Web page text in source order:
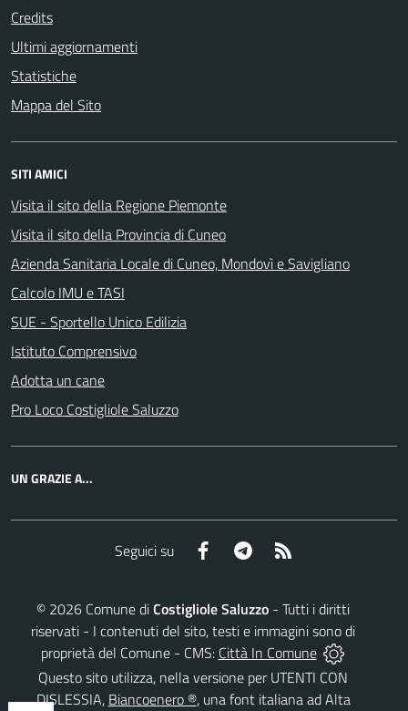
Credits
Ultimi aggiornamenti
Statistiche
Mappa del Sito
SITI AMICI
Visita il sito della Regione Piemonte
Visita il sito della Provincia di Cuneo
Azienda Sanitaria Locale di Cuneo, Mondovì e Savigliano
Calcolo IMU e TASI
SUE - Sportello Unico Edilizia
Istituto Comprensivo
Adotta un cane
Pro Loco Costigliole Saluzzo
UN GRAZIE A...
Seguici su Facebook Telegram
© 2026 Comune diCostigliole Saluzzo - Tutti i diritti
riservati - I contenuti del sito, testi e immagini sono di
proprietà del Comune - CMS: Città In Comune
Questo sito utilizza, nella versione per UTENTI CON
DISLESSIA, Biancoenero ®, una font italiana ad Alta